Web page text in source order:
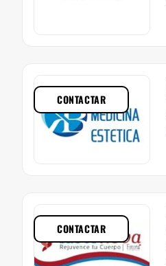
CONTACTAR
CONTACTAR